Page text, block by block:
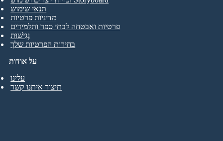
על אודות
עלינו
תיצור איתנו קשר
תנאי שימוש
מדיניות פרטיות
פרטיות ואבטחה לבתי ספר ותלמידים
נְגִישׁוּת
בחירות הפרטיות שלך